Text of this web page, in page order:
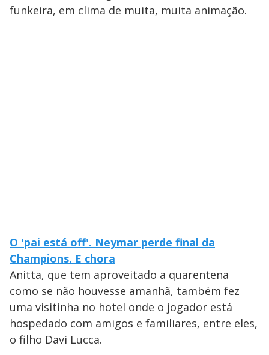
funkeira, em clima de muita, muita animação.
O 'pai está off'. Neymar perde final da
Champions. E chora
Anitta, que tem aproveitado a quarentena
como se não houvesse amanhã, também fez
uma visitinha no hotel onde o jogador está
hospedado com amigos e familiares, entre eles,
o filho Davi Lucca.